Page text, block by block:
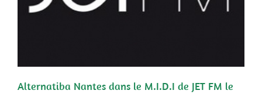
Alternatiba Nantes dans le M.I.D.I de JET FM le